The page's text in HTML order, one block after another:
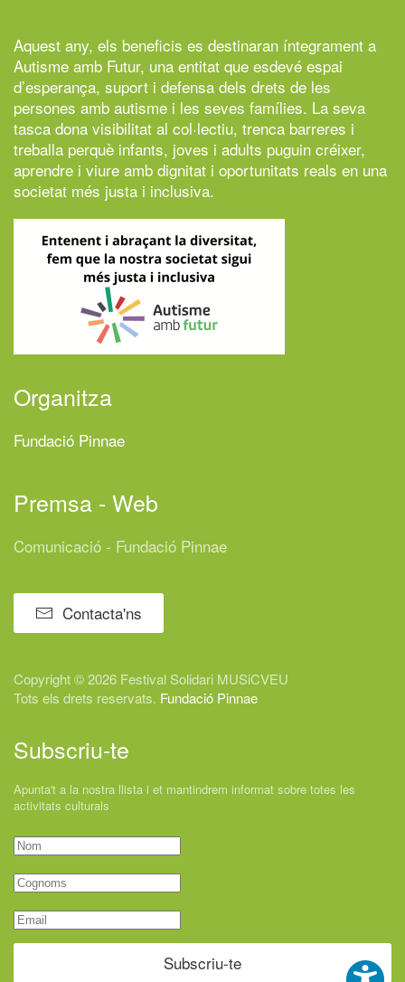
Aquest any, els beneficis es destinaran íntegrament a
Autisme amb Futur, una entitat que esdevé espai
d’esperança, suport i defensa dels drets de les
persones amb autisme i les seves famílies. La seva
tasca dona visibilitat al col·lectiu, trenca barreres i
treballa perquè infants, joves i adults puguin créixer,
aprendre i viure amb dignitat i oportunitats reals en una
societat més justa i inclusiva.
Organitza
Fundació Pinnae
Premsa - Web
Comunicació - Fundació Pinnae
Contacta'ns
Copyright © 2026 Festival Solidari MUSiCVEU
Tots els drets reservats. Fundació Pinnae
Subscriu-te
Apunta't a la nostra llista i et mantindrem informat sobre totes les
activitats culturals
Subscriu-te